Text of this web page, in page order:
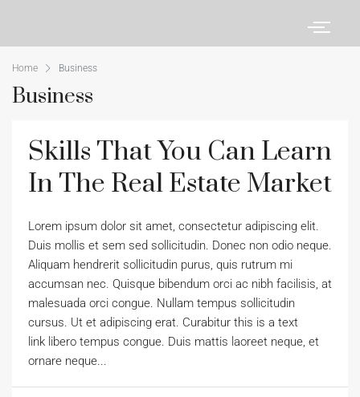
Home Business
Business
Skills That You Can Learn
In The Real Estate Market
Lorem ipsum dolor sit amet, consectetur adipiscing elit.
Duis mollis et sem sed sollicitudin. Donec non odio neque.
Aliquam hendrerit sollicitudin purus, quis rutrum mi
accumsan nec. Quisque bibendum orci ac nibh facilisis, at
malesuada orci congue. Nullam tempus sollicitudin
cursus. Ut et adipiscing erat. Curabitur this is a text
link libero tempus congue. Duis mattis laoreet neque, et
ornare neque...